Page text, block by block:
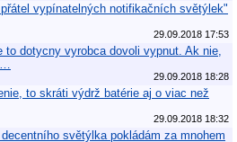
vypínatelných notifikačních světýlek"
29.09.2018 17:53
to dotycny vyrobca dovoli vypnut. Ak nie,
29.09.2018 18:28
to skráti výdrž batérie aj o viac než
29.09.2018 18:32
světýlka pokládám za mnohem